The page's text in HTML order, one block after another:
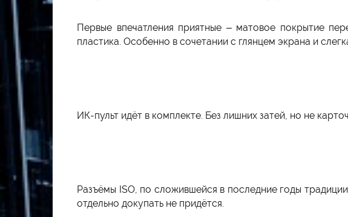
Первые впечатления приятные – матовое покрытие
пластика. Особенно в сочетании с глянцем экрана и
ИК-пульт идёт в комплекте. Без лишних затей, но не
Разъёмы ISO, по сложившейся в последние годы
отдельно докупать не придётся.